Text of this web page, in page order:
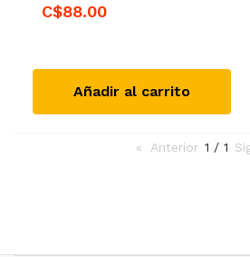
C$88.00
Añadir al carrito
Anterior page
1 / 1